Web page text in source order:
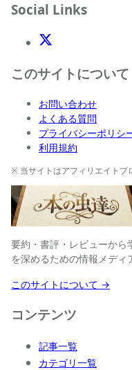
Social Links
X(Twitter)
このサイトについて
お問い合わせ
よくある質問
プライバシーポリシ
利用規約
※ 当サイトはアフィリエイトプ
要約・書評・レビューから
を深めるための情報メディ
このサイトについて →
コンテンツ
記事一覧
カテゴリ一覧